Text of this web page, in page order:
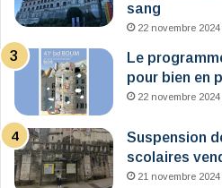
sang
22 novembre 2024
Le
pour bien en
22 novembre 2024
Suspension
scolaires
21 novembre 2024